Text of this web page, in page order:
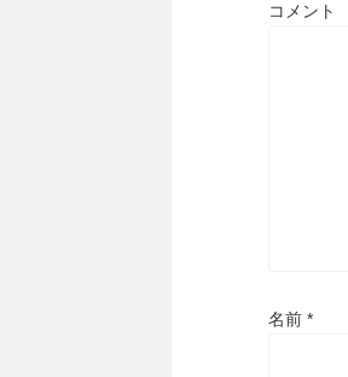
コメント
名前 *